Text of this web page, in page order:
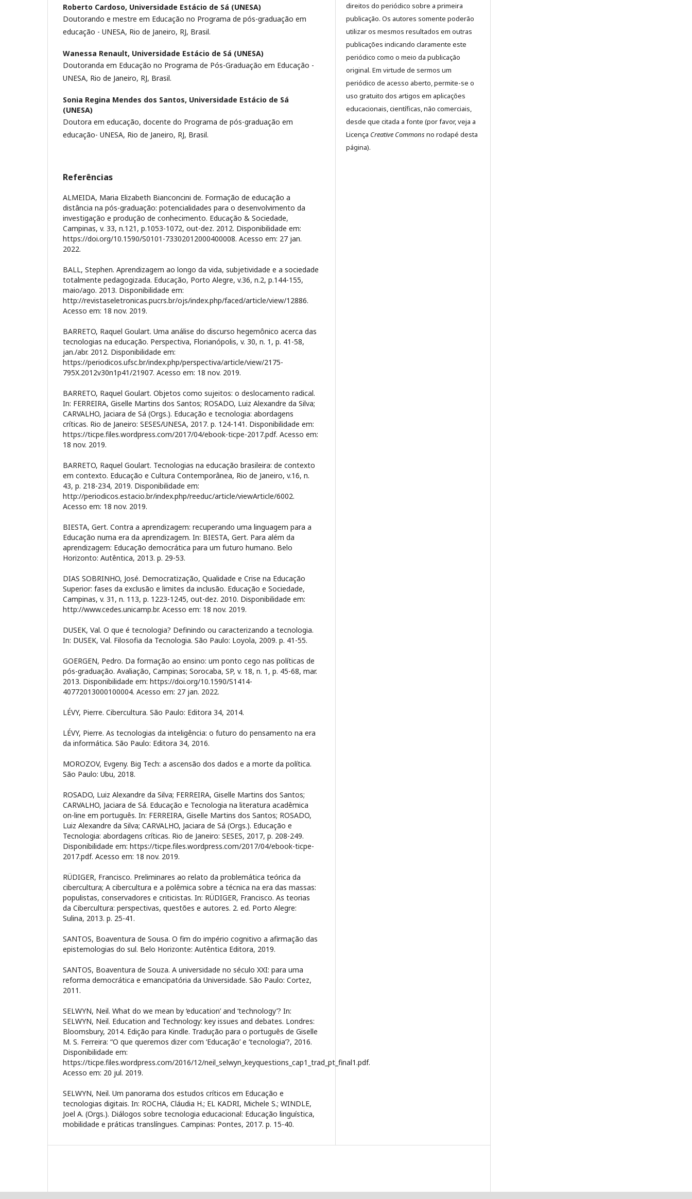
Roberto Cardoso, Universidade Estácio de Sá (UNESA)
Doutorando e mestre em Educação no Programa de pós-graduação em
educação - UNESA, Rio de Janeiro, RJ, Brasil.
Wanessa Renault, Universidade Estácio de Sá (UNESA)
Doutoranda em Educação no Programa de Pós-Graduação em Educação -
UNESA, Rio de Janeiro, RJ, Brasil.
Sonia Regina Mendes dos Santos, Universidade Estácio de Sá
(UNESA)
Doutora em educação, docente do Programa de pós-graduação em
educação- UNESA, Rio de Janeiro, RJ, Brasil.
Referências
ALMEIDA, Maria Elizabeth Bianconcini de. Formação de educação a
distância na pós-graduação: potencialidades para o desenvolvimento da
investigação e produção de conhecimento. Educação & Sociedade,
Campinas, v. 33, n.121, p.1053-1072, out-dez. 2012. Disponibilidade em:
https://doi.org/10.1590/S0101-73302012000400008. Acesso em: 27 jan.
2022.
BALL, Stephen. Aprendizagem ao longo da vida, subjetividade e a sociedade
totalmente pedagogizada. Educação, Porto Alegre, v.36, n.2, p.144-155,
maio/ago. 2013. Disponibilidade em:
http://revistaseletronicas.pucrs.br/ojs/index.php/faced/article/view/12886.
Acesso em: 18 nov. 2019.
BARRETO, Raquel Goulart. Uma análise do discurso hegemônico acerca das
tecnologias na educação. Perspectiva, Florianópolis, v. 30, n. 1, p. 41-58,
jan./abr. 2012. Disponibilidade em:
https://periodicos.ufsc.br/index.php/perspectiva/article/view/2175-
795X.2012v30n1p41/21907. Acesso em: 18 nov. 2019.
BARRETO, Raquel Goulart. Objetos como sujeitos: o deslocamento radical.
In: FERREIRA, Giselle Martins dos Santos; ROSADO, Luiz Alexandre da Silva;
CARVALHO, Jaciara de Sá (Orgs.). Educação e tecnologia: abordagens
críticas. Rio de Janeiro: SESES/UNESA, 2017. p. 124-141. Disponibilidade em:
https://ticpe.files.wordpress.com/2017/04/ebook-ticpe-2017.pdf. Acesso em:
18 nov. 2019.
BARRETO, Raquel Goulart. Tecnologias na educação brasileira: de contexto
em contexto. Educação e Cultura Contemporânea, Rio de Janeiro, v.16, n.
43, p. 218-234, 2019. Disponibilidade em:
http://periodicos.estacio.br/index.php/reeduc/article/viewArticle/6002.
Acesso em: 18 nov. 2019.
BIESTA, Gert. Contra a aprendizagem: recuperando uma linguagem para a
Educação numa era da aprendizagem. In: BIESTA, Gert. Para além da
aprendizagem: Educação democrática para um futuro humano. Belo
Horizonto: Autêntica, 2013. p. 29-53.
DIAS SOBRINHO, José. Democratização, Qualidade e Crise na Educação
Superior: fases da exclusão e limites da inclusão. Educação e Sociedade,
Campinas, v. 31, n. 113, p. 1223-1245, out-dez. 2010. Disponibilidade em:
http://www.cedes.unicamp.br. Acesso em: 18 nov. 2019.
DUSEK, Val. O que é tecnologia? Definindo ou caracterizando a tecnologia.
In: DUSEK, Val. Filosofia da Tecnologia. São Paulo: Loyola, 2009. p. 41-55.
GOERGEN, Pedro. Da formação ao ensino: um ponto cego nas políticas de
pós-graduação. Avaliação, Campinas; Sorocaba, SP, v. 18, n. 1, p. 45-68, mar.
2013. Disponibilidade em: https://doi.org/10.1590/S1414-
40772013000100004. Acesso em: 27 jan. 2022.
LÉVY, Pierre. Cibercultura. São Paulo: Editora 34, 2014.
LÉVY, Pierre. As tecnologias da inteligência: o futuro do pensamento na era
da informática. São Paulo: Editora 34, 2016.
MOROZOV, Evgeny. Big Tech: a ascensão dos dados e a morte da política.
São Paulo: Ubu, 2018.
ROSADO, Luiz Alexandre da Silva; FERREIRA, Giselle Martins dos Santos;
CARVALHO, Jaciara de Sá. Educação e Tecnologia na literatura acadêmica
on-line em português. In: FERREIRA, Giselle Martins dos Santos; ROSADO,
Luiz Alexandre da Silva; CARVALHO, Jaciara de Sá (Orgs.). Educação e
Tecnologia: abordagens críticas. Rio de Janeiro: SESES, 2017, p. 208-249.
Disponibilidade em: https://ticpe.files.wordpress.com/2017/04/ebook-ticpe-
2017.pdf. Acesso em: 18 nov. 2019.
RÜDIGER, Francisco. Preliminares ao relato da problemática teórica da
cibercultura; A cibercultura e a polêmica sobre a técnica na era das massas:
populistas, conservadores e criticistas. In: RÜDIGER, Francisco. As teorias
da Cibercultura: perspectivas, questões e autores. 2. ed. Porto Alegre:
Sulina, 2013. p. 25-41.
SANTOS, Boaventura de Sousa. O fim do império cognitivo a afirmação das
epistemologias do sul. Belo Horizonte: Autêntica Editora, 2019.
SANTOS, Boaventura de Souza. A universidade no século XXI: para uma
reforma democrática e emancipatória da Universidade. São Paulo: Cortez,
2011.
SELWYN, Neil. What do we mean by ‘education’ and ‘technology’? In:
SELWYN, Neil. Education and Technology: key issues and debates. Londres:
Bloomsbury, 2014. Edição para Kindle. Tradução para o português de Giselle
M. S. Ferreira: “O que queremos dizer com ‘Educação’ e ‘tecnologia’?, 2016.
Disponibilidade em:
https://ticpe.files.wordpress.com/2016/12/neil_selwyn_keyquestions_cap1_trad_pt_final1.pdf.
Acesso em: 20 jul. 2019.
SELWYN, Neil. Um panorama dos estudos críticos em Educação e
tecnologias digitais. In: ROCHA, Cláudia H.; EL KADRI, Michele S.; WINDLE,
Joel A. (Orgs.). Diálogos sobre tecnologia educacional: Educação linguística,
mobilidade e práticas translíngues. Campinas: Pontes, 2017. p. 15-40.
direitos do periódico sobre a primeira
publicação. Os autores somente poderão
utilizar os mesmos resultados em outras
publicações indicando claramente este
periódico como o meio da publicação
original. Em virtude de sermos um
periódico de acesso aberto, permite-se o
uso gratuito dos artigos em aplicações
educacionais, científicas, não comerciais,
desde que citada a fonte (por favor, veja a
Licença Creative Commonsno rodapé desta
página).